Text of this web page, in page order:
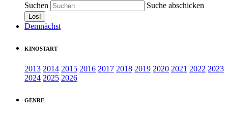
Suchen Suche abschicken
Demnächst
KINOSTART
2013 2014 2015 2016 2017 2018 2019 2020 2021 2022 2023
2024 2025 2026
GENRE